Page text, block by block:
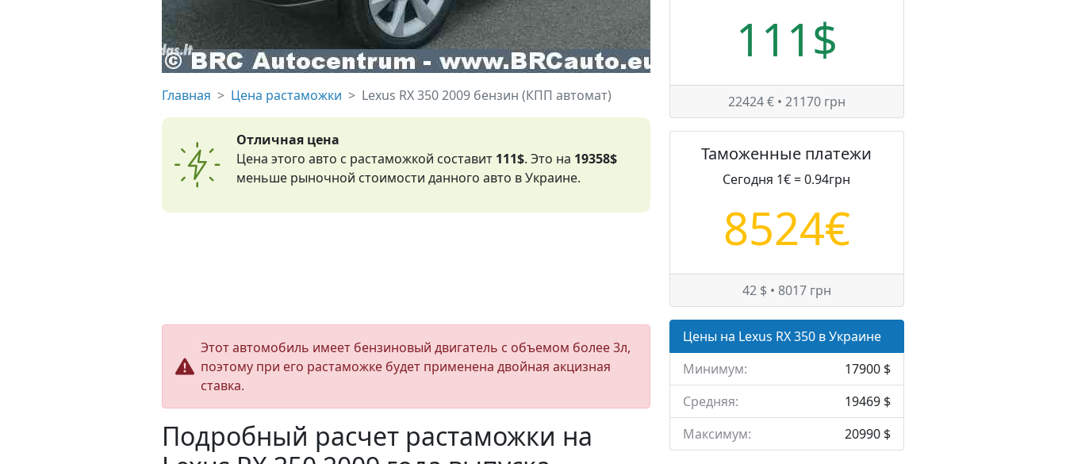
Главная Цена растаможки Lexus RX 350 2009 бензин (КПП автомат)
Отличная цена
Цена этого авто с растаможкой составит 111$. Это на 19358$
меньше рыночной стоимости данного авто в Украине.
Этот автомобиль имеет бензиновый двигатель с объемом более 3л,
поэтому при его растаможке будет применена двойная акцизная
ставка.
Подробный расчет растаможки на
111$
22424 € • 21170 грн
Таможенные платежи
Сегодня 1€ = 0.94грн
8524€
42 $ • 8017 грн
Цены на Lexus RX 350 в Украине
Минимум:
17900 $
Средняя:
19469 $
Максимум:
20990 $